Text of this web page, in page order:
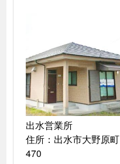
出水営業所
住所：出水市大野原町
470